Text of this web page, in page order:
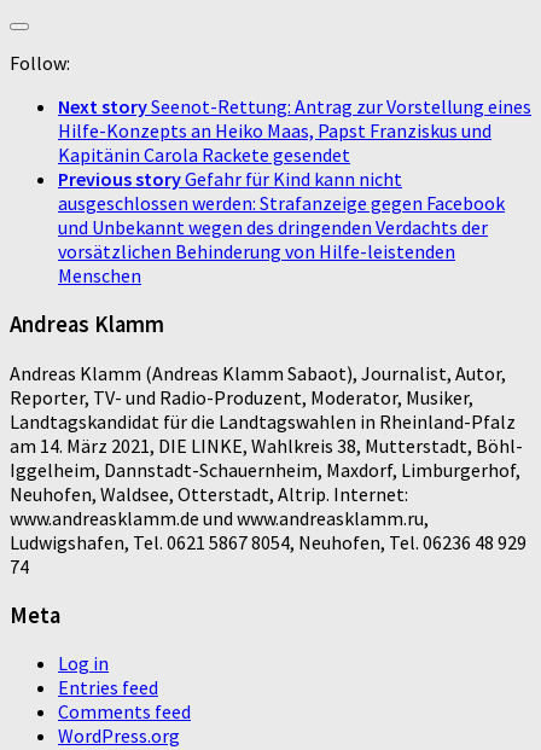
Follow:
Next storySeenot-Rettung: Antrag zur Vorstellung eines
Hilfe-Konzepts an Heiko Maas, Papst Franziskus und
Kapitänin Carola Rackete gesendet
Previous storyGefahr für Kind kann nicht
ausgeschlossen werden: Strafanzeige gegen Facebook
und Unbekannt wegen des dringenden Verdachts der
vorsätzlichen Behinderung von Hilfe-leistenden
Menschen
Andreas Klamm
Andreas Klamm (Andreas Klamm Sabaot), Journalist, Autor,
Reporter, TV- und Radio-Produzent, Moderator, Musiker,
Landtagskandidat für die Landtagswahlen in Rheinland-Pfalz
am 14. März 2021, DIE LINKE, Wahlkreis 38, Mutterstadt, Böhl-
Iggelheim, Dannstadt-Schauernheim, Maxdorf, Limburgerhof,
Neuhofen, Waldsee, Otterstadt, Altrip. Internet:
www.andreasklamm.de und www.andreasklamm.ru,
Ludwigshafen, Tel. 0621 5867 8054, Neuhofen, Tel. 06236 48 929
74
Meta
Log in
Entries feed
Comments feed
WordPress.org